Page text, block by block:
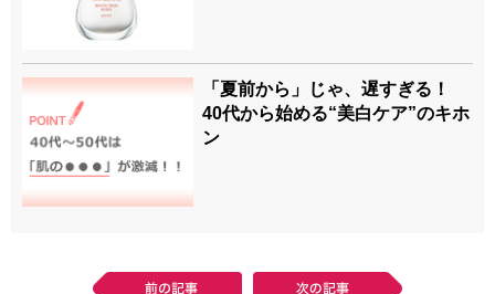
「夏前から」じゃ、遅すぎる！
40代から始める“美白ケア”のキホ
ン
前の記事